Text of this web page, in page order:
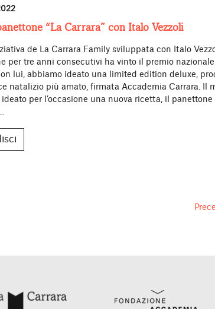
“La Carrara” con Italo Vezzoli
de La Carrara Family sviluppata con Italo
per tre anni consecutivi ha vinto il premio nazionale
lui, abbiamo ideato una limited edition deluxe,
natalizio più amato, firmata Accademia Carrara. Il
per l’occasione una nuova ricetta, il panettone